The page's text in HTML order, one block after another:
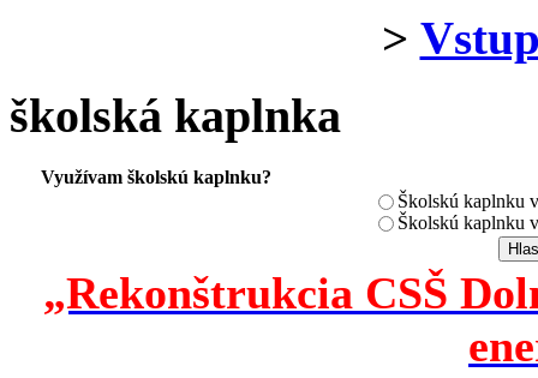
>
školská kaplnka
Využívam školskú kaplnku?
Školskú kaplnku
Školskú kaplnku
„Rekonštrukcia CSŠ